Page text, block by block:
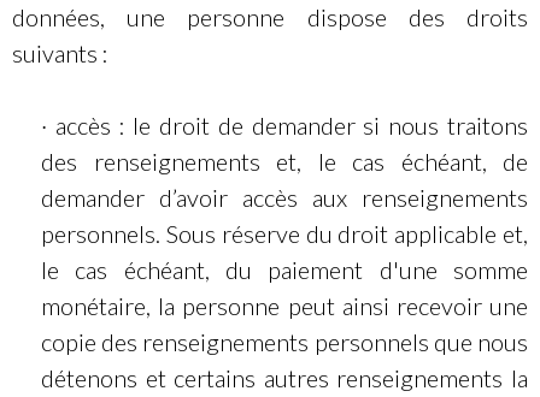
données, une personne dispose des droits
suivants :
· accès : le droit de demander si nous traitons
des renseignements et, le cas échéant, de
demander d’avoir accès aux renseignements
personnels. Sous réserve du droit applicable et,
le cas échéant, du paiement d'une somme
monétaire, la personne peut ainsi recevoir une
copie des renseignements personnels que nous
détenons et certains autres renseignements la